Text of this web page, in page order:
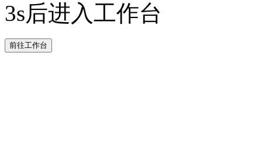
3s后进入工作台
前往工作台